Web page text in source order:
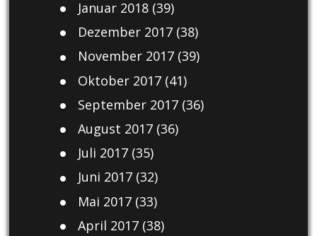
Januar 2018(39)
Dezember 2017(38)
November 2017(39)
Oktober 2017(41)
September 2017(36)
August 2017(36)
Juli 2017(35)
Juni 2017(32)
Mai 2017(33)
April 2017(38)